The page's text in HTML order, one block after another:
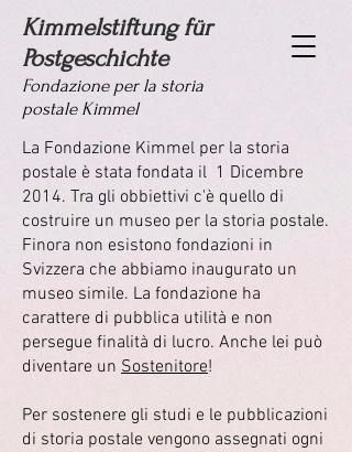
Kimmelstiftung für
Postgeschichte
Fondazione per la storia
postale Kimmel
La Fondazione Kimmel per la storia
postale è stata fondata il 1 Dicembre
2014. Tra gli obbiettivi c'è quello di
costruire un museo per la storia postale.
Finora non esistono fondazioni in
Svizzera che abbiamo inaugurato un
museo simile. La fondazione ha
carattere di pubblica utilità e non
persegue finalità di lucro. Anche lei può
diventare un Sostenitore!
Per sostenere gli studi e le pubblicazioni
di storia postale vengono assegnati ogni